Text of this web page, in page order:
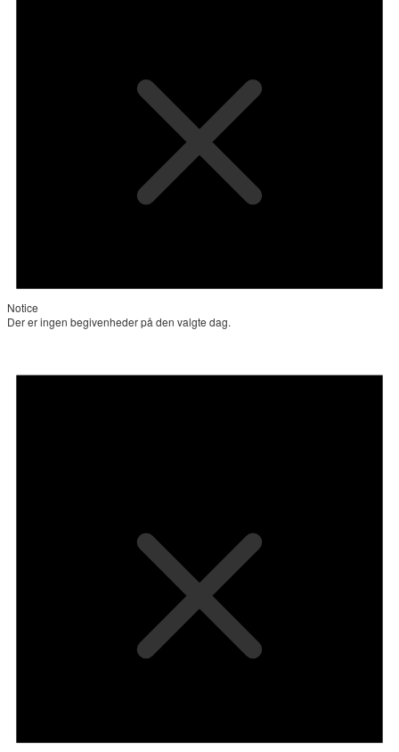
Notice
Der er ingen begivenheder på den valgte dag.